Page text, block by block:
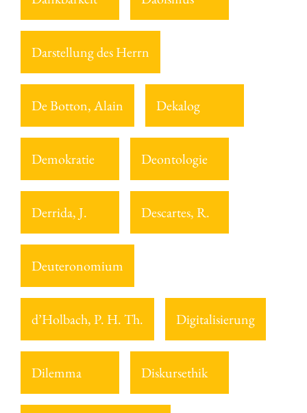
Darstellung des Herrn
De Botton, Alain Dekalog
Demokratie Deontologie
Derrida, J. Descartes, R.
Deuteronomium
d’Holbach, P. H. Th. Digitalisierung
Dilemma Diskursethik